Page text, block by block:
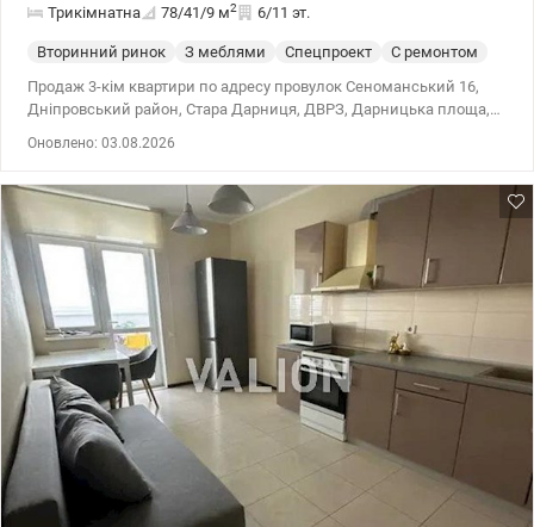
Трикімнатна 78/41/9 м2 6/11 эт.
Вторинний ринок З меблями Спецпроект
С ремонтом
Продаж 3-кім квартири по адресу провулок Сеноманський 16,
Дніпровський район, Стара Дарниця, ДВРЗ, Дарницька площа,
поверсі 11 поверхового цегляного будинку (стіни 50 см), 2003
року. Євроремонт, замінено всю електрику та сантехніка.
Встановлено лічильники на електрику та воду. Є тепла підлога у
вітальні. — дві окремі кімнати, всі необхідні меблі та
кондиціонери - кухня-вітальня з вбудованою технікою, велика
засклена лоджія - суміжний санвузол з душем (є бойлер) —
простора передпокій, гардеробні зони Чистий відремонтований
під'їзд, домофон, ліфт працює без перебоїв. У дворі затишно та
тихо. Для прогулянок та відпочинку є великий парк, озеро, ліс.
Район із добре розвиненою інфраструктурою. Поруч магазини,
супермаркети, кафе, державна поліклініка, школи, сади, дитячі
майданчики та зупинки транспорту. Зупинка транспорту біля
будинку: Дарницький вокзал – 5 хв, до м. Чернігівська – 10 хв,
Дарницька площа – 10 хвилин на авто. Запрошую на перегляд –
цю квартиру варто побачити та особисто відчути всі переваги!
Оновлено: 03.08.2026